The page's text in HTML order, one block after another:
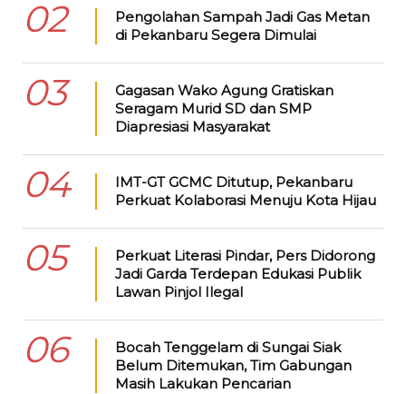
02
Pengolahan Sampah Jadi Gas Metan
di Pekanbaru Segera Dimulai
03
Gagasan Wako Agung Gratiskan
Seragam Murid SD dan SMP
Diapresiasi Masyarakat
04
IMT-GT GCMC Ditutup, Pekanbaru
Perkuat Kolaborasi Menuju Kota Hijau
05
Perkuat Literasi Pindar, Pers Didorong
Jadi Garda Terdepan Edukasi Publik
Lawan Pinjol Ilegal
06
Bocah Tenggelam di Sungai Siak
Belum Ditemukan, Tim Gabungan
Masih Lakukan Pencarian